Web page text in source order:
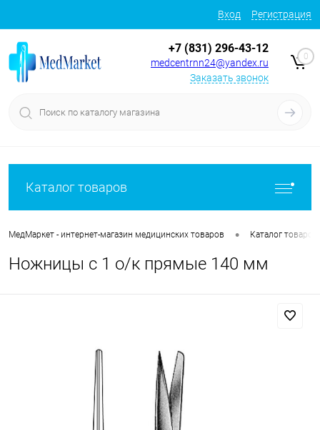
Вход Регистрация
+7 (831) 296-43-12
medcentrnn24@yandex.ru
Заказать звонок
0
Каталог товаров
МедМаркет - интернет-магазин медицинских товаров • Каталог товаров
Ножницы с 1 о/к прямые 140 мм